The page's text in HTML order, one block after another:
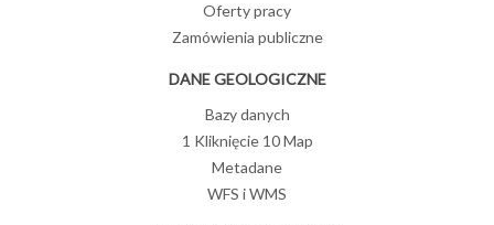
Oferty pracy
Zamówienia publiczne
DANE GEOLOGICZNE
Bazy danych
1 Kliknięcie 10 Map
Metadane
WFS i WMS